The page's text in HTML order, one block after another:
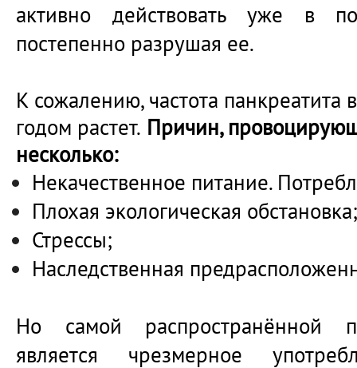
активно действовать уже в
постепенно разрушая ее.
К сожалению, частота
годом растет. Причин,
несколько:
Некачественное питание.
Плохая экологическая обстановка;
Стрессы;
Наследственная
Но самой распространённой
является чрезмерное